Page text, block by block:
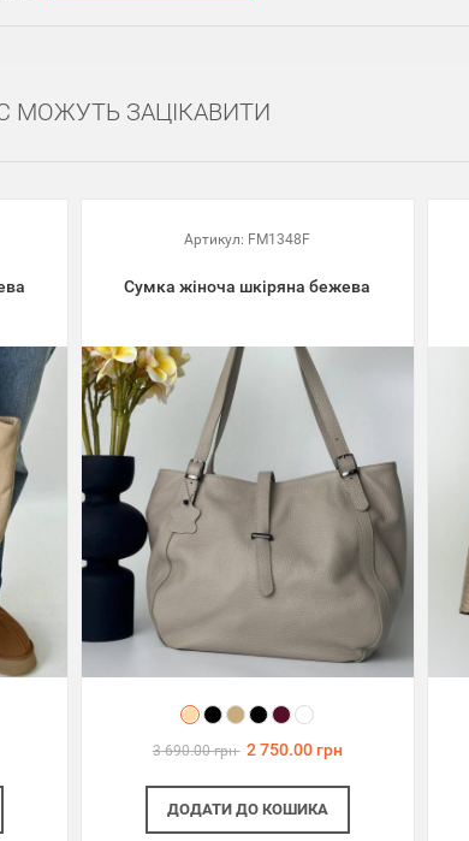
МОЖУТЬ ЗАЦІКАВИТИ
Артикул: FM1348F
Сумка жіноча шкіряна бежева
3 690.00 грн 2 750.00 грн
ДОДАТИДО КОШИКА